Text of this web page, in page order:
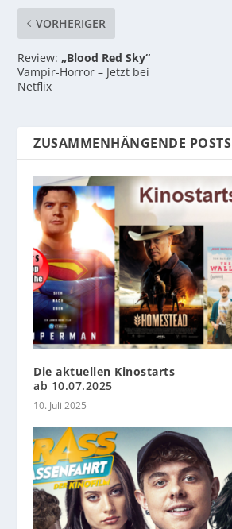
VORHERIGER
Review:„Blood Red Sky“
Vampir-Horror – Jetzt bei
Netflix
ZUSAMMENHÄNGENDE POSTS
Die aktuellen Kinostarts
ab 10.07.2025
10. Juli 2025